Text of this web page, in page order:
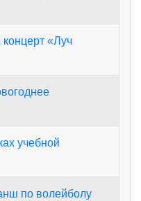
«Луч
учебной
по волейболу